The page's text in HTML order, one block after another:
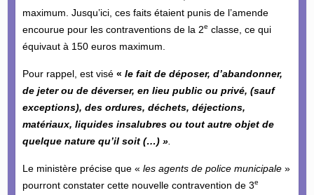
maximum. Jusqu’ici, ces faits étaient punis de l’amende
encourue pour les contraventions de la 2e classe, ce qui
équivaut à 150 euros maximum.
Pour rappel, est visé « le fait de déposer, d’abandonner,
de jeter ou de déverser, en lieu public ou privé, (sauf
exceptions), des ordures, déchets, déjections,
matériaux, liquides insalubres ou tout autre objet de
quelque nature qu’il soit (…) ».
Le ministère précise que « les agents de police municipale»
pourront constater cette nouvelle contravention de 3e